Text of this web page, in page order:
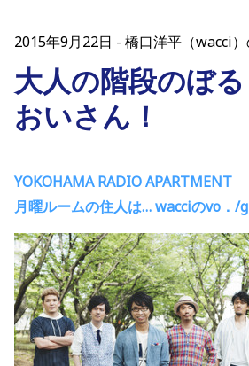
2015年9月22日 橋口洋平（wacci）
大人の階段のぼ
おいさん！
YOKOHAMA RADIO APARTMENT
月曜ルームの住人は… wacciのvo．/